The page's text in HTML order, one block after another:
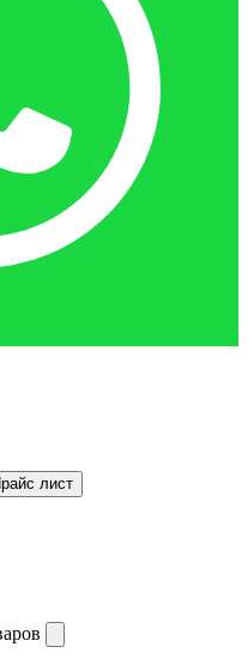
лист